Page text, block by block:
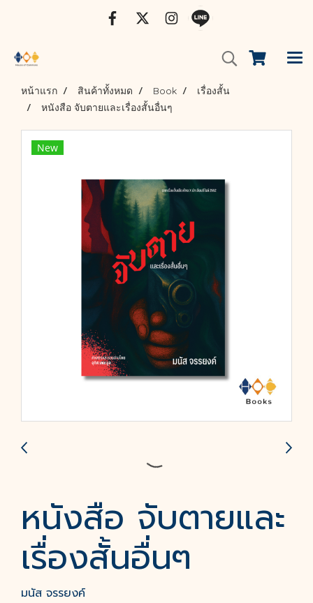
หน้าแรก สินค้าทั้งหมด Book
เรื่องสั้น
หนังสือ จับตายและเรื่องสั้นอื่นๆ
New
หนังสือ จับตายและ
เรื่องสั้นอื่นๆ
มนัส จรรยงค์